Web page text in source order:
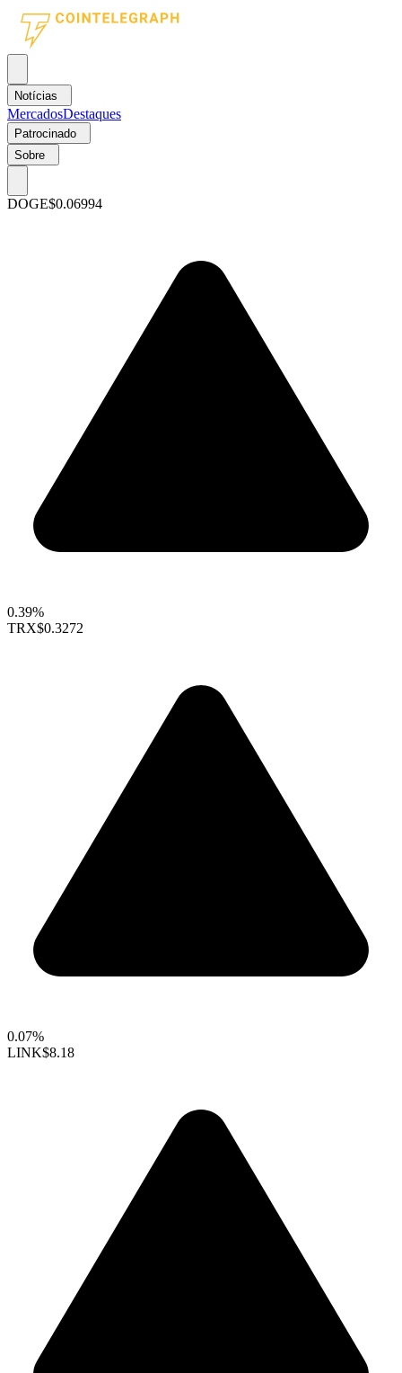
Notícias
MercadosDestaques
Patrocinado
Sobre
DOGE$0.06994
0.39%
TRX$0.3272
0.07%
LINK$8.18